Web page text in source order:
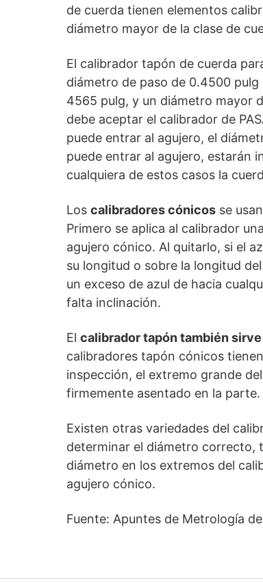
de cuerda tienen elementos
diámetro mayor de la clase de
El calibrador tapón de cuerda
diámetro de paso de 0.4500
4565 pulg, y un diámetro mayor
debe aceptar el calibrador de
puede entrar al agujero, el
puede entrar al agujero, estarán
cualquiera de estos casos la
Los calibradores cónicos se
Primero se aplica al calibrador
agujero cónico. Al quitarlo, si el
su longitud o sobre la longitud
un exceso de azul de hacia
falta inclinación.
El calibrador tapón también
calibradores tapón cónicos
inspección, el extremo grande
firmemente asentado en la parte.
Existen otras variedades del
determinar el diámetro correcto,
diámetro en los extremos del
agujero cónico.
Fuente: Apuntes de Metrología